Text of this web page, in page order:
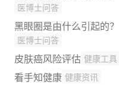
医博士问答
黑眼圈是由什么引起的
医博士问答
皮肤癌风险评估 健康工具
看手知健康 健康资讯